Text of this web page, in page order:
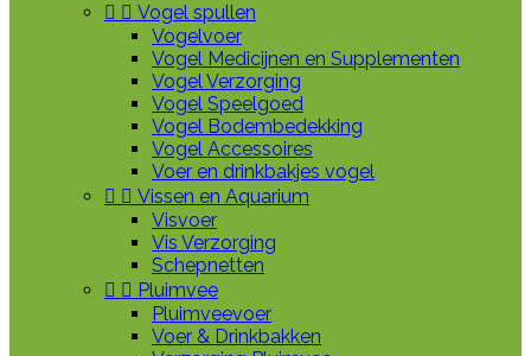
  Vogel spullen
Vogelvoer
Vogel Medicijnen en Supplementen
Vogel Verzorging
Vogel Speelgoed
Vogel Bodembedekking
Vogel Accessoires
Voer en drinkbakjes vogel
  Vissen en Aquarium
Visvoer
Vis Verzorging
Schepnetten
  Pluimvee
Pluimveevoer
Voer & Drinkbakken